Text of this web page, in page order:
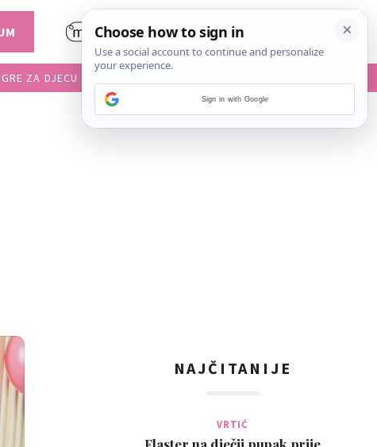
ZA DJECU
NAJČITANIJE
VRTIĆ
Sign in with Google